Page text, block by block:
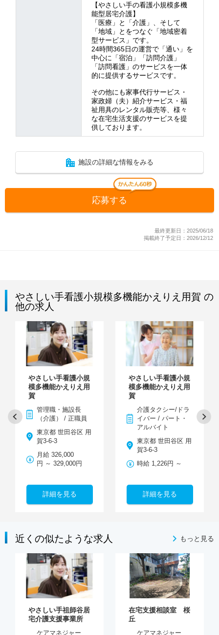
【やさしい手の看護小規模多機
能型居宅介護】
「医療」と「介護」、そして
「地域」とをつなぐ「地域密着
型サービス」です。
24時間365日の運営で「通い」を
中心に「宿泊」「訪問介護」
「訪問看護」のサービスを一体
的に提供するサービスです。
その他にも家事代行サービス・
家政婦（夫）紹介サービス・福
祉用具のレンタル販売等、様々
な在宅生活支援のサービスを提
供しております。
施設の詳細な情報をみる
応募する
最終更新日：2025/06/18
掲載終了予定日：2026/12/12
やさしい手看護小規模多機能かえりえ用賀 の
他の求人
やさしい手看護小規
模多機能かえりえ用
賀
管理職・施設長
（介護） / 正職員
東京都 世田谷区 用
賀3-6-3
月給 326,000
円 ～ 329,000円
詳細を見る
やさしい手看護小規
模多機能かえりえ用
賀
介護タクシー/ドラ
イバー / パート・
アルバイト
東京都 世田谷区 用
賀3-6-3
時給 1,226円 ～
詳細を見る
近くの似たような求人 もっと見る
やさしい手祖師谷居
宅介護支援事業所
ケアマネジャー
在宅支援相談室 桜
丘
ケアマネジャー